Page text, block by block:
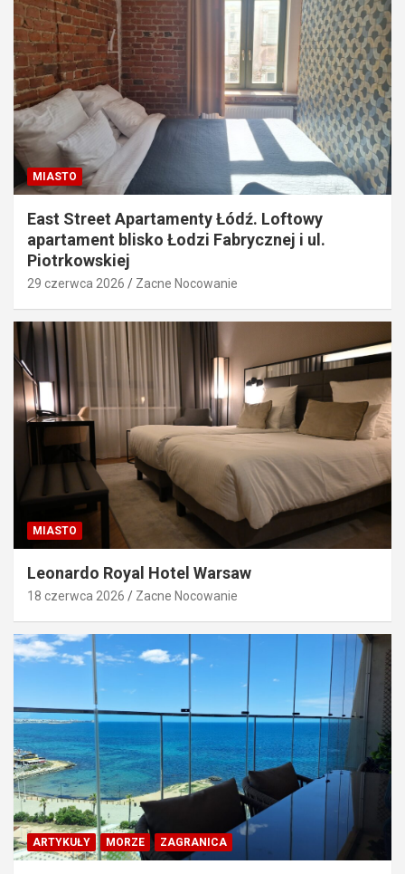
MIASTO
East Street Apartamenty Łódź. Loftowy
apartament blisko Łodzi Fabrycznej i ul.
Piotrkowskiej
29 czerwca 2026 Zacne Nocowanie
MIASTO
Leonardo Royal Hotel Warsaw
18 czerwca 2026 Zacne Nocowanie
ARTYKUŁY MORZE ZAGRANICA